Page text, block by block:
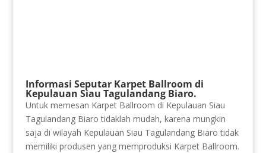
Informasi Seputar Karpet Ballroom di
Kepulauan Siau Tagulandang Biaro.
Untuk memesan Karpet Ballroom di Kepulauan Siau
Tagulandang Biaro tidaklah mudah, karena mungkin
saja di wilayah Kepulauan Siau Tagulandang Biaro tidak
memiliki produsen yang memproduksi Karpet Ballroom.